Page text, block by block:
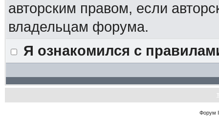
авторским правом, если
владельцам форума.
Я ознакомился с
Форум